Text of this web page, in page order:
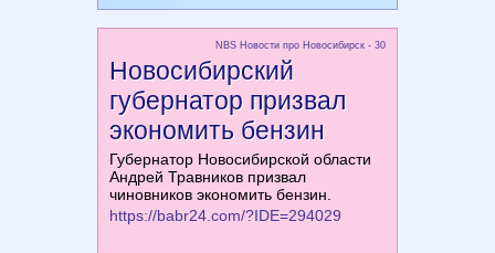
NBS Новости про Новосибирск - 30
Новосибирский
губернатор призвал
экономить бензин
Губернатор Новосибирской области
Андрей Травников призвал
чиновников экономить бензин.
https://babr24.com/?IDE=294029